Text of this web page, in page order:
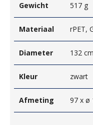
Gewicht 517 g
Materiaal rPET,
Diameter 132 cm
Kleur zwart
Afmeting 97 x ø